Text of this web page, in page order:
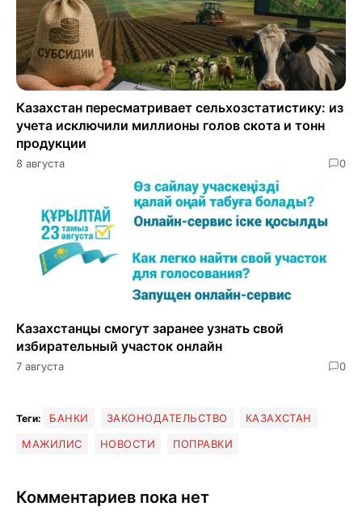
Казахстан пересматривает сельхозстатистику: из
учета исключили миллионы голов скота и тонн
продукции
8 августа 0
Казахстанцы смогут заранее узнать свой
избирательный участок онлайн
7 августа 0
Теги: БАНКИ ЗАКОНОДАТЕЛЬСТВО
КАЗАХСТАН
МАЖИЛИС
НОВОСТИ ПОПРАВКИ
Комментариев пока нет